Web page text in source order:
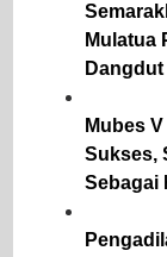
Mulatua
Mubes
Sukses,
Sebagai